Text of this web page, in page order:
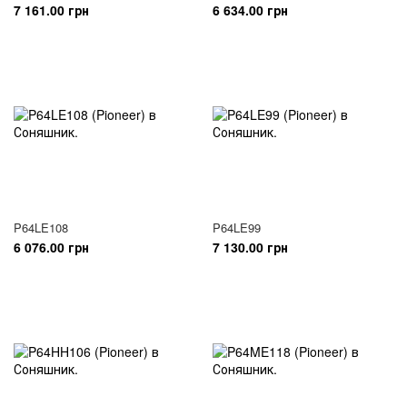
7 161.00 грн 6 634.00 грн
P64LE108
6 076.00 грн
P64LE99
7 130.00 грн